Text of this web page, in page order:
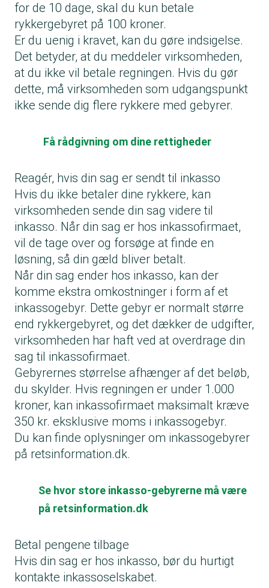
for de 10 dage, skal du kun betale
rykkergebyret på 100 kroner.
Er du uenig i kravet, kan du gøre indsigelse.
Det betyder, at du meddeler virksomheden,
at du ikke vil betale regningen. Hvis du gør
dette, må virksomheden som udgangspunkt
ikke sende dig flere rykkere med gebyrer.
Få rådgivning om dine rettigheder
Reagér, hvis din sag er sendt til inkasso
Hvis du ikke betaler dine rykkere, kan
virksomheden sende din sag videre til
inkasso. Når din sag er hos inkassofirmaet,
vil de tage over og forsøge at finde en
løsning, så din gæld bliver betalt.
Når din sag ender hos inkasso, kan der
komme ekstra omkostninger i form af et
inkassogebyr. Dette gebyr er normalt større
end rykkergebyret, og det dækker de udgifter,
virksomheden har haft ved at overdrage din
sag til inkassofirmaet.
Gebyrernes størrelse afhænger af det beløb,
du skylder. Hvis regningen er under 1.000
kroner, kan inkassofirmaet maksimalt kræve
350 kr. eksklusive moms i inkassogebyr.
Du kan finde oplysninger om inkassogebyrer
på retsinformation.dk.
Se hvor store inkasso-gebyrerne må være
på retsinformation.dk
Betal pengene tilbage
Hvis din sag er hos inkasso, bør du hurtigt
kontakte inkassoselskabet.